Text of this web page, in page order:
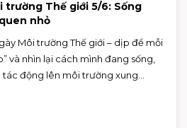
trường Thế giới 5/6: Sống
nhỏ
Môi trường Thế giới – dịp để mỗi
và nhìn lại cách mình đang sống,
động lên môi trường xung
với sự kiện toàn cầu được tổ chức